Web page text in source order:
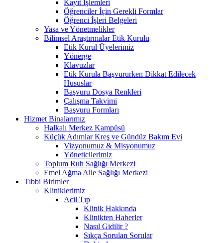
Kayıt İşlemleri
Öğrenciler İçin Gerekli Formlar
Öğrenci İşleri Belgeleri
Yasa ve Yönetmelikler
Bilimsel Araştırmalar Etik Kurulu
Etik Kurul Üyelerimiz
Yönerge
Klavuzlar
Etik Kurula Başvururken Dikkat Edilecek
Hususlar
Başvuru Dosya Renkleri
Çalışma Takvimi
Başvuru Formları
Hizmet Binalarımız
Halkalı Merkez Kampüsü
Küçük Adımlar Kreş ve Gündüz Bakım Evi
Vizyonumuz & Misyonumuz
Yöneticilerimiz
Toplum Ruh Sağlığı Merkezi
Emel Ağma Aile Sağlığı Merkezi
Tıbbi Birimler
Kliniklerimiz
Acil Tıp
Klinik Hakkında
Klinikten Haberler
Nasıl Gidilir ?
Sıkça Sorulan Sorular